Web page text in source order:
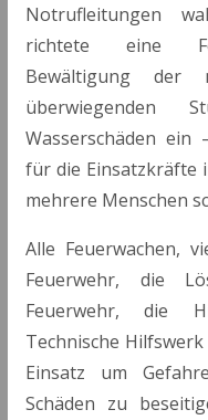
Notrufleitungen
richtete eine
Bewältigung der
überwiegenden
Wasserschäden
für die Einsatzkräfte
mehrere Menschen
Alle Feuerwachen,
Feuerwehr, die
Feuerwehr, die
Technische
Einsatz um
Schäden zu